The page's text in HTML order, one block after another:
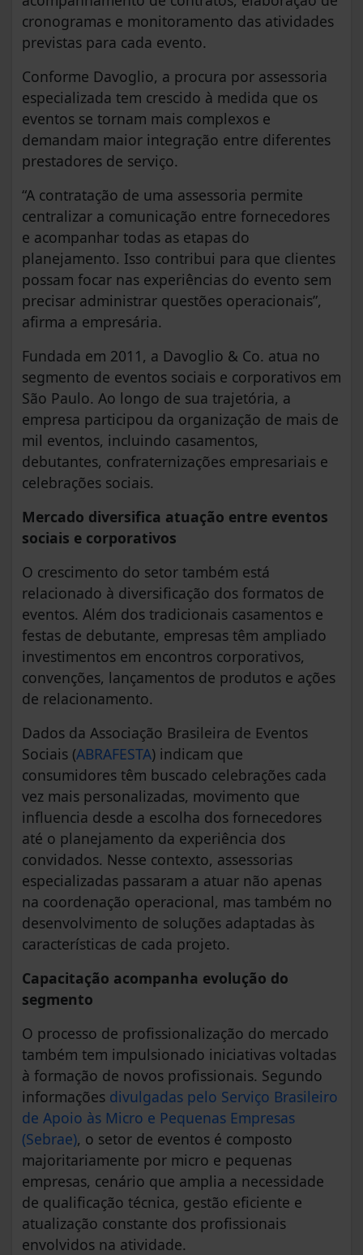
cronogramas e monitoramento das atividades
previstas para cada evento.
Conforme Davoglio, a procura por assessoria
especializada tem crescido à medida que os
eventos se tornam mais complexos e
demandam maior integração entre diferentes
prestadores de serviço.
“A contratação de uma assessoria permite
centralizar a comunicação entre fornecedores
e acompanhar todas as etapas do
planejamento. Isso contribui para que clientes
possam focar nas experiências do evento sem
precisar administrar questões operacionais”,
afirma a empresária.
Fundada em 2011, a Davoglio & Co. atua no
segmento de eventos sociais e corporativos em
São Paulo. Ao longo de sua trajetória, a
empresa participou da organização de mais de
mil eventos, incluindo casamentos,
debutantes, confraternizações empresariais e
celebrações sociais.
Mercado diversifica atuação entre eventos
sociais e corporativos
O crescimento do setor também está
relacionado à diversificação dos formatos de
eventos. Além dos tradicionais casamentos e
festas de debutante, empresas têm ampliado
investimentos em encontros corporativos,
convenções, lançamentos de produtos e ações
de relacionamento.
Dados da Associação Brasileira de Eventos
Sociais (ABRAFESTA) indicam que
consumidores têm buscado celebrações cada
vez mais personalizadas, movimento que
influencia desde a escolha dos fornecedores
até o planejamento da experiência dos
convidados. Nesse contexto, assessorias
especializadas passaram a atuar não apenas
na coordenação operacional, mas também no
desenvolvimento de soluções adaptadas às
características de cada projeto.
Capacitação acompanha evolução do
segmento
O processo de profissionalização do mercado
também tem impulsionado iniciativas voltadas
à formação de novos profissionais. Segundo
informações divulgadas pelo Serviço Brasileiro
de Apoio às Micro e Pequenas Empresas
(Sebrae), o setor de eventos é composto
majoritariamente por micro e pequenas
empresas, cenário que amplia a necessidade
de qualificação técnica, gestão eficiente e
atualização constante dos profissionais
envolvidos na atividade.